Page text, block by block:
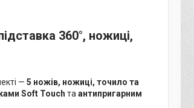
360°, ножиці,
— 5 ножів, ножиці, точило та
Soft Touch та антипригарним